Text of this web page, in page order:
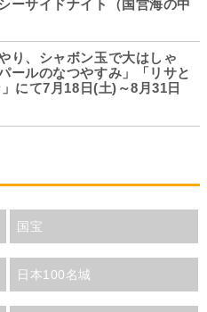
ーサイドナイト（国営海の中
り、シャボン玉で大はしゃ
ールのなつやすみ」「リサと
にて7月18日(土)～8月31日
国宝
日本100名城